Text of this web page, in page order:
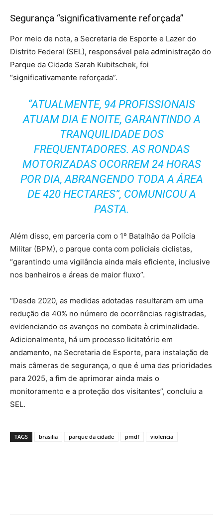
Segurança “significativamente reforçada”
Por meio de nota, a Secretaria de Esporte e Lazer do
Distrito Federal (SEL), responsável pela administração do
Parque da Cidade Sarah Kubitschek, foi
“significativamente reforçada”.
“ATUALMENTE, 94 PROFISSIONAIS
ATUAM DIA E NOITE, GARANTINDO A
TRANQUILIDADE DOS
FREQUENTADORES. AS RONDAS
MOTORIZADAS OCORREM 24 HORAS
POR DIA, ABRANGENDO TODA A ÁREA
DE 420 HECTARES”, COMUNICOU A
PASTA.
Além disso, em parceria com o 1º Batalhão da Polícia
Militar (BPM), o parque conta com policiais ciclistas,
“garantindo uma vigilância ainda mais eficiente, inclusive
nos banheiros e áreas de maior fluxo”.
“Desde 2020, as medidas adotadas resultaram em uma
redução de 40% no número de ocorrências registradas,
evidenciando os avanços no combate à criminalidade.
Adicionalmente, há um processo licitatório em
andamento, na Secretaria de Esporte, para instalação de
mais câmeras de segurança, o que é uma das prioridades
para 2025, a fim de aprimorar ainda mais o
monitoramento e a proteção dos visitantes”, concluiu a
SEL.
TAGS brasilia parque da cidade pmdf violencia